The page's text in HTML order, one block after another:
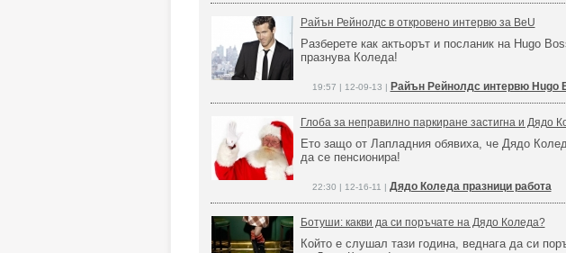
Райън Рейнолдс в откровено интервю за BeU
Разберете как актьорът и посланик на Hugo
празнува Коледа!
19:57 | 12-09-13 | Райън Рейнолдс интервю Hugo
Глоба за неправилно паркиране застигна и Дядо
Ето защо от Лапладния обявиха, че Дядо
да се пенсионира!
22:30 | 12-16-11 | Дядо Коледа празници работа
Ботуши: какви да си поръчате на Дядо Коледа?
Който е слушал тази година, веднага да си